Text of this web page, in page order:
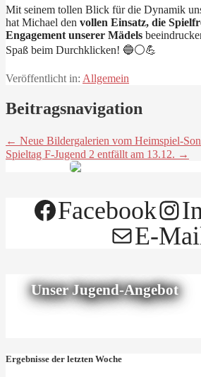
Mit seinem tollen Blick für die Dynamik
hat Michael den vollen Einsatz, die
Engagement unserer Mädels
Spaß beim Durchklicken! 🔵⚪💪
Veröffentlicht in: Allgemein
Beitragsnavigation
← Neue Bildergalerien vom Heimspiel-
Spieltag F-Jugend 2 entfällt am 13.12. →
Facebook
E-
Unser Jugend-Angebot
Ergebnisse der letzten Woche